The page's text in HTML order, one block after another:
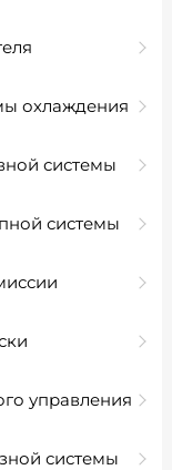
охлаждения
системы
системы
управления
системы